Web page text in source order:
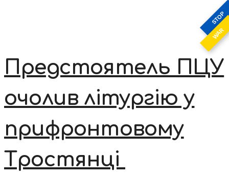
STOP
WAR
Предстоятель ПЦУ
очолив літургію у
прифронтовому
Тростянці